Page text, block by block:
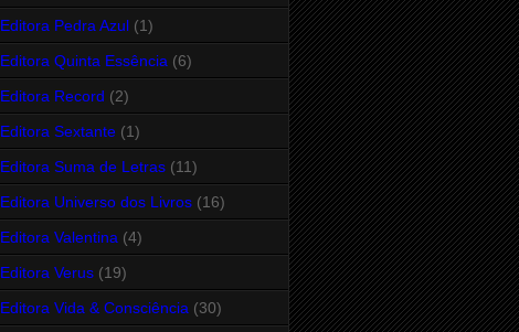
Editora Pedra Azul (1)
Editora Quinta Essência (6)
Editora Record (2)
Editora Sextante (1)
Editora Suma de Letras (11)
Editora Universo dos Livros (16)
Editora Valentina (4)
Editora Verus (19)
Editora Vida & Consciência (30)